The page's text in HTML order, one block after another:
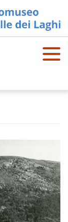
OPE